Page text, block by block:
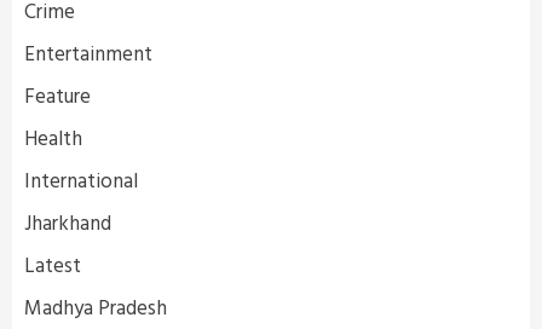
Crime
Entertainment
Feature
Health
International
Jharkhand
Latest
Madhya Pradesh